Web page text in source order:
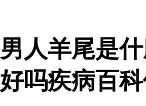
男人羊尾是
好吗疾病百